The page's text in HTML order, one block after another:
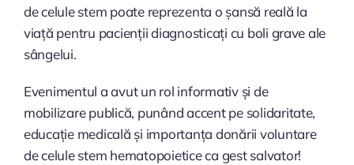
de celule stem poate reprezenta o șansă reală la
viață pentru pacienții diagnosticați cu boli grave ale
sângelui.
Evenimentul a avut un rol informativ și de
mobilizare publică, punând accent pe solidaritate,
educație medicală și importanța donării voluntare
de celule stem hematopoietice ca gest salvator!